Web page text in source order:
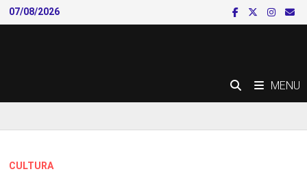
Skip
to
07/08/2026
MENU
CULTURA